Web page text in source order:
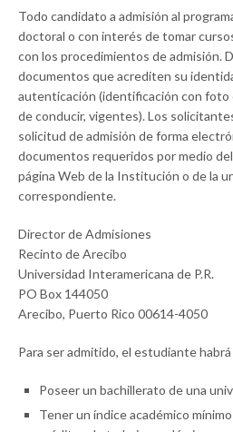
Todo candidato a admisión al
doctoral o con interés de tomar
con los procedimientos de admisión.
documentos que acrediten su
autenticación (identificación con foto
de conducir, vigentes). Los
solicitud de admisión de forma
documentos requeridos por medio
página Web de la Institución o de la
correspondiente.
Director de Admisiones
Recinto de Arecibo
Universidad Interamericana de P.R.
PO Box 144050
Arecibo, Puerto Rico 00614-4050
Para ser admitido, el estudiante habrá
Poseer un bachillerato de una
Tener un índice académico